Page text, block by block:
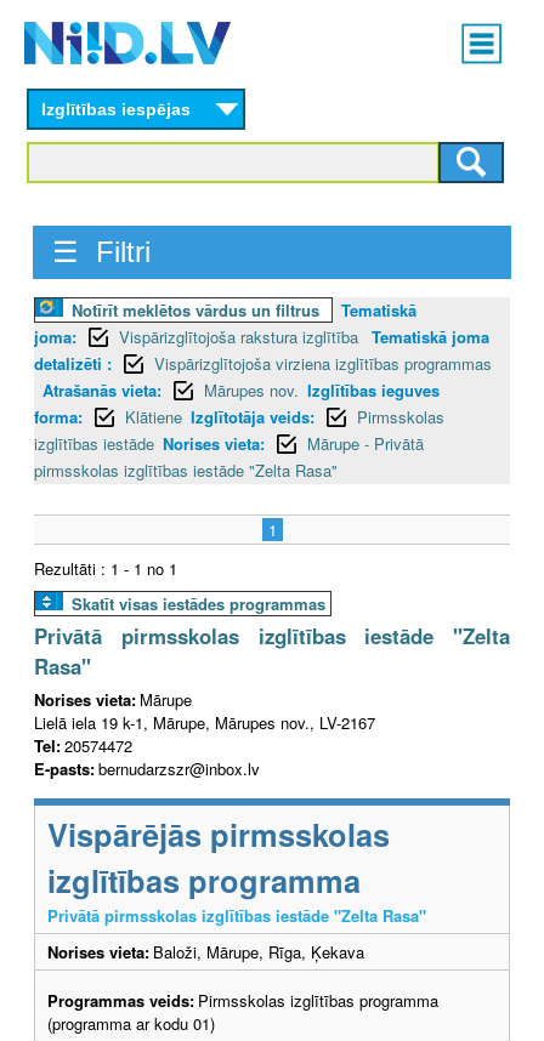
content
Main
menu
Izglītības iespējas
☰ Filtri
Notīrīt meklētos vārdus un filtrus
Tematiskā
joma:
Vispārizglītojoša rakstura izglītība Tematiskā joma
detalizēti :
Vispārizglītojoša virziena izglītības programmas
Atrašanās vieta:
Mārupes nov. Izglītības ieguves
forma:
Klātiene Izglītotāja veids:
Pirmsskolas
izglītības iestāde Norises vieta:
Mārupe - Privātā
pirmsskolas izglītības iestāde "Zelta Rasa"
1
Rezultāti : 1 - 1 no 1
Skatīt visas iestādes programmas
Privātā pirmsskolas izglītības iestāde "Zelta
Rasa"
Norises vieta: Mārupe
Lielā iela 19 k-1, Mārupe, Mārupes nov., LV-2167
Tel:20574472
E-pasts:bernudarzszr@inbox.lv
Vispārējās pirmsskolas
izglītības programma
Privātā pirmsskolas izglītības iestāde "Zelta Rasa"
Norises vieta: Baloži, Mārupe, Rīga, Ķekava
Programmas veids: Pirmsskolas izglītības programma
(programma ar kodu 01)